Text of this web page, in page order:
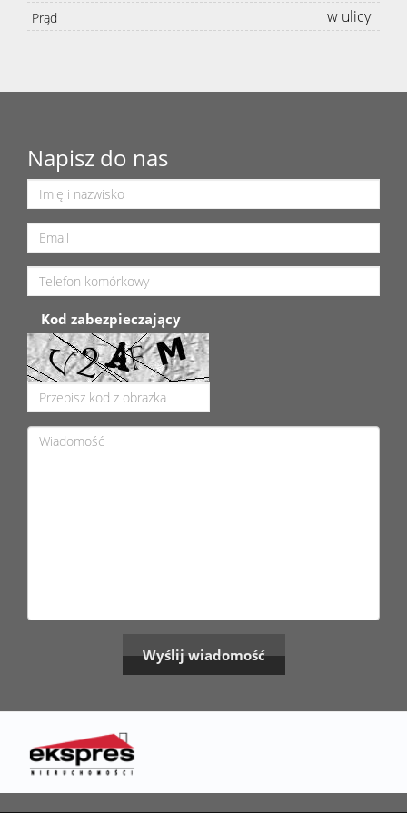
Prąd w ulicy
Napisz do nas
Kod zabezpieczający